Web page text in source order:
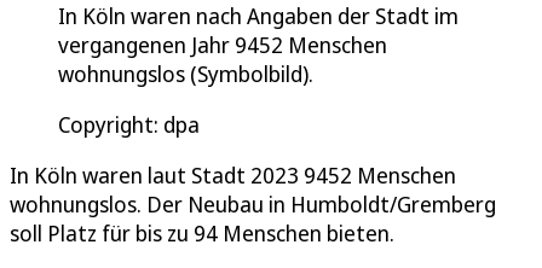
In Köln waren nach Angaben der Stadt im
vergangenen Jahr 9452 Menschen
wohnungslos (Symbolbild).
Copyright: dpa
In Köln waren laut Stadt 2023 9452 Menschen
wohnungslos. Der Neubau in Humboldt/Gremberg
soll Platz für bis zu 94 Menschen bieten.